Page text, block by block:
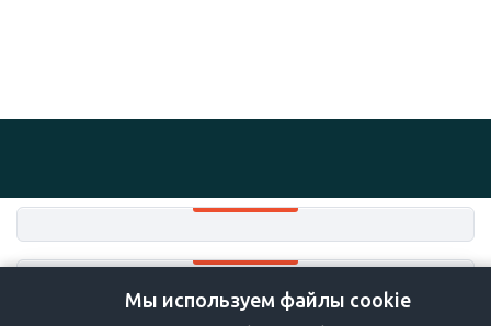
+7-383-36-36-757
Мы используем файлы cookie